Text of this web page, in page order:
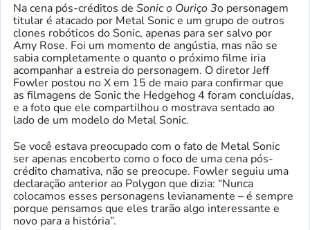
Na cena pós-créditos de Sonic o Ouriço 3o personagem
titular é atacado por Metal Sonic e um grupo de outros
clones robóticos do Sonic, apenas para ser salvo por
Amy Rose. Foi um momento de angústia, mas não se
sabia completamente o quanto o próximo filme iria
acompanhar a estreia do personagem. O diretor Jeff
Fowler postou no X em 15 de maio para confirmar que
as filmagens de Sonic the Hedgehog 4 foram concluídas,
e a foto que ele compartilhou o mostrava sentado ao
lado de um modelo do Metal Sonic.
Se você estava preocupado com o fato de Metal Sonic
ser apenas encoberto como o foco de uma cena pós-
crédito chamativa, não se preocupe. Fowler seguiu uma
declaração anterior ao Polygon que dizia: “Nunca
colocamos esses personagens levianamente – é sempre
porque pensamos que eles trarão algo interessante e
novo para a história”.